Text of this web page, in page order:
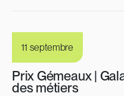
11 septembre
Prix Gémeaux |
des métiers